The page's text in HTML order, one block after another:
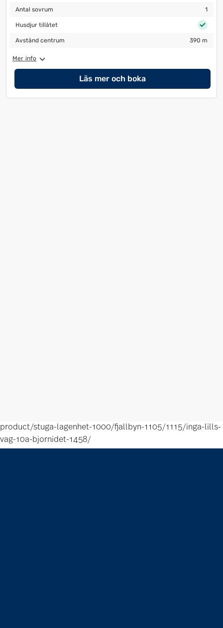
Antal sovrum
Antal sovrum 1
Husdjur tillåtet
Husdjur tillåtet
Avstånd centrum
Avstånd centrum 390 m
Mer info
Läs mer och boka
product/stuga-lagenhet-1000/fjallbyn-1105/1115/inga-lills-
vag-10a-bjornidet-1458/